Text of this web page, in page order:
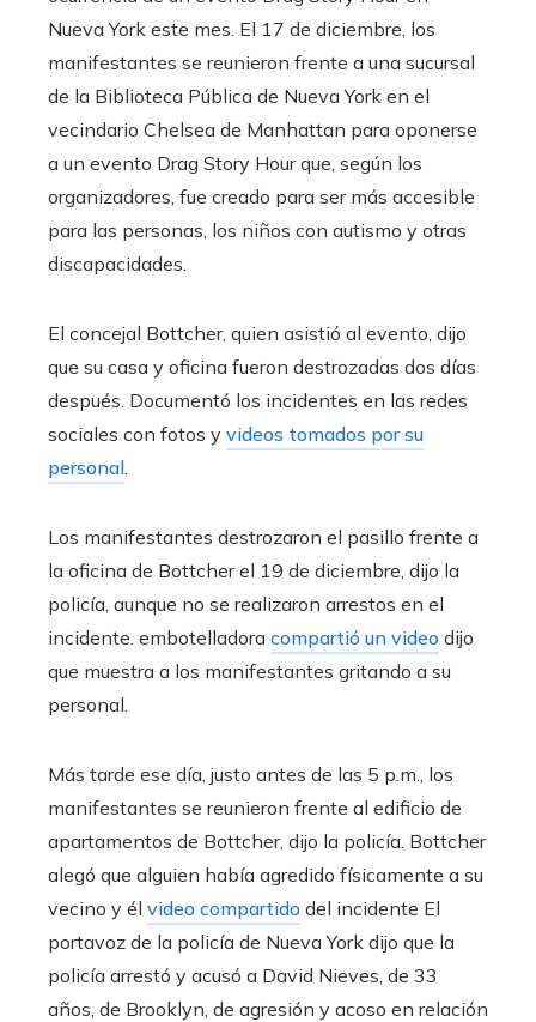
Nueva York este mes. El 17 de diciembre, los
manifestantes se reunieron frente a una sucursal
de la Biblioteca Pública de Nueva York en el
vecindario Chelsea de Manhattan para oponerse
a un evento Drag Story Hour que, según los
organizadores, fue creado para ser más accesible
para las personas, los niños con autismo y otras
discapacidades.
El concejal Bottcher, quien asistió al evento, dijo
que su casa y oficina fueron destrozadas dos días
después. Documentó los incidentes en las redes
sociales con fotos y videos tomados por su
personal
Los manifestantes destrozaron el pasillo frente a
la oficina de Bottcher el 19 de diciembre, dijo la
policía, aunque no se realizaron arrestos en el
incidente. embotelladora compartió un video dijo
que muestra a los manifestantes gritando a su
personal.
Más tarde ese día, justo antes de las 5 p.m., los
manifestantes se reunieron frente al edificio de
apartamentos de Bottcher, dijo la policía. Bottcher
alegó que alguien había agredido físicamente a su
vecino y él video compartido del incidente El
portavoz de la policía de Nueva York dijo que la
policía arrestó y acusó a David Nieves, de 33
años, de Brooklyn, de agresión y acoso en relación